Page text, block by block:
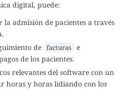
digital, puede:
admisión de pacientes a través
de facturas e
de los pacientes.
relevantes del software con un
horas y horas lidiando con los